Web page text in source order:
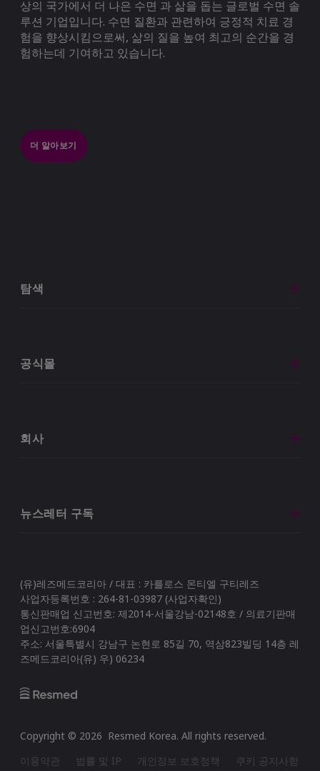
상의 국가에서 더 나은 수면 과 삶을 돕는 글로벌 수면 솔
루션 기업입니다. 수면 질환과 관련하여 긍정적 치료 경
험을 향상시킴으로써, 삶의 질을 높여 최고의 순간을 경
험하는데 기여하고 있습니다.
더 알아보기
탐색
공식몰
회사
뉴스레터 구독
(유)레즈메드코리아 / 대표 : 카를로스 몬티엘 구티레즈
사업자등록번호 : 264-81-03987 (사업자확인)
통신판매업 신고번호: 제2014-서울강남-02148호 / 의료기판매
업신고번호:6904
주소: 서울특별시 강남구 논현로 85길 70, 역삼823빌딩 14층 레
즈메드코리아(유) 우) 06234
Copyright © 2026 Resmed Korea. All rights reserved.
이용약관
법률 및 IP 개인정보 보호정책 쿠키 공지사항